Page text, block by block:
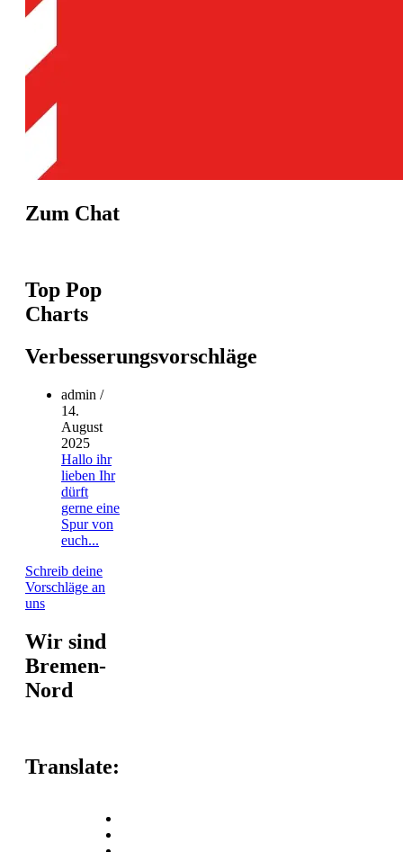
Zum Chat
Top Pop
Charts
Verbesserungsvorschläge
admin /
14.
August
2025
Hallo ihr
lieben Ihr
dürft
gerne eine
Spur von
euch...
Schreib deine
Vorschläge an
uns
Wir sind
Bremen-
Nord
Translate: